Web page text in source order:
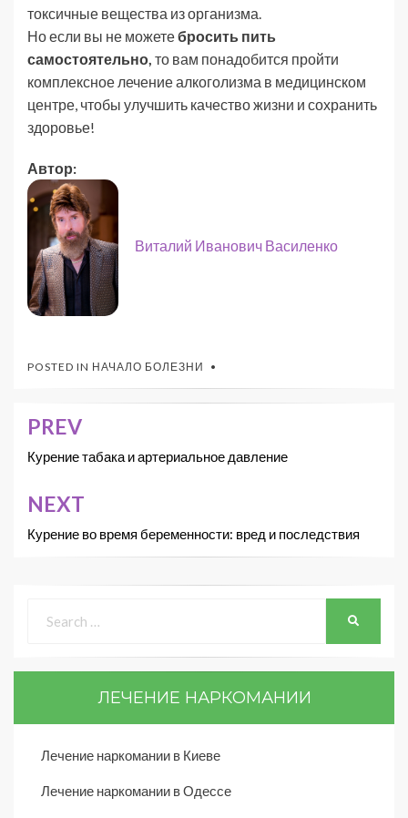
токсичные вещества из организма.
Но если вы не можетебросить пить
самостоятельно, то вам понадобится пройти
комплексное лечение алкоголизма в медицинском
центре, чтобы улучшить качество жизни и сохранить
здоровье!
Автор:
Виталий Иванович Василенко
POSTED IN НАЧАЛО БОЛЕЗНИ
PREV
Курение табака и артериальное давление
NEXT
Курение во время беременности: вред и последствия
ЛЕЧЕНИЕ НАРКОМАНИИ
Лечение наркомании в Киеве
Лечение наркомании в Одессе